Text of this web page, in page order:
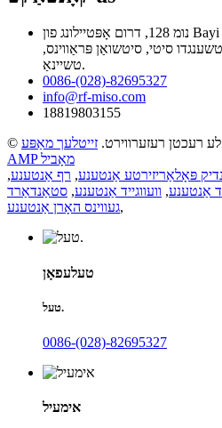
נומ 128, דרום אָפּטיילונג פון Bayi Road, יאָנגנינג טאַון,
סיטי, סיטשואַן פּראַווינס,
טשיינאַ.
0086-(028)-82695327
info@rf-miso.com
18819803155
זייטלעך מאַפּע
AMP מאָביל
פּאָלאַריזירטע אַנטענע, רף אַנטענע,
אַנטענע, וועווגייד אַנטענע, סטאַנדאַרד
געווינס האָרן אַנטענע,
טעלעפאָן
טעל.
0086-(028)-82695327
אימעיל